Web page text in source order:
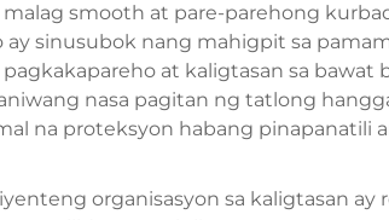
malag smooth at pare-parehong
sinusubok nang mahigpit sa
at kaligtasan sa bawat
nasa pagitan ng tatlong
na proteksyon habang pinapanatili
organisasyon sa kaligtasan ay